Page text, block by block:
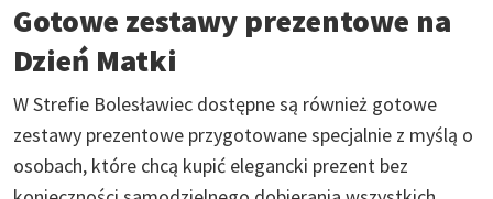
Gotowe zestawy prezentowe na
Dzień Matki
W Strefie Bolesławiec dostępne są również gotowe
zestawy prezentowe przygotowane specjalnie z myślą o
osobach, które chcą kupić elegancki prezent bez